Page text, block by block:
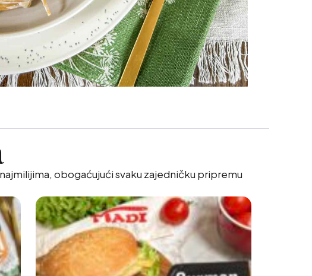
obogaćujući svaku zajedničku pripremu